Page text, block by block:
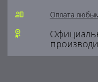
Оплата